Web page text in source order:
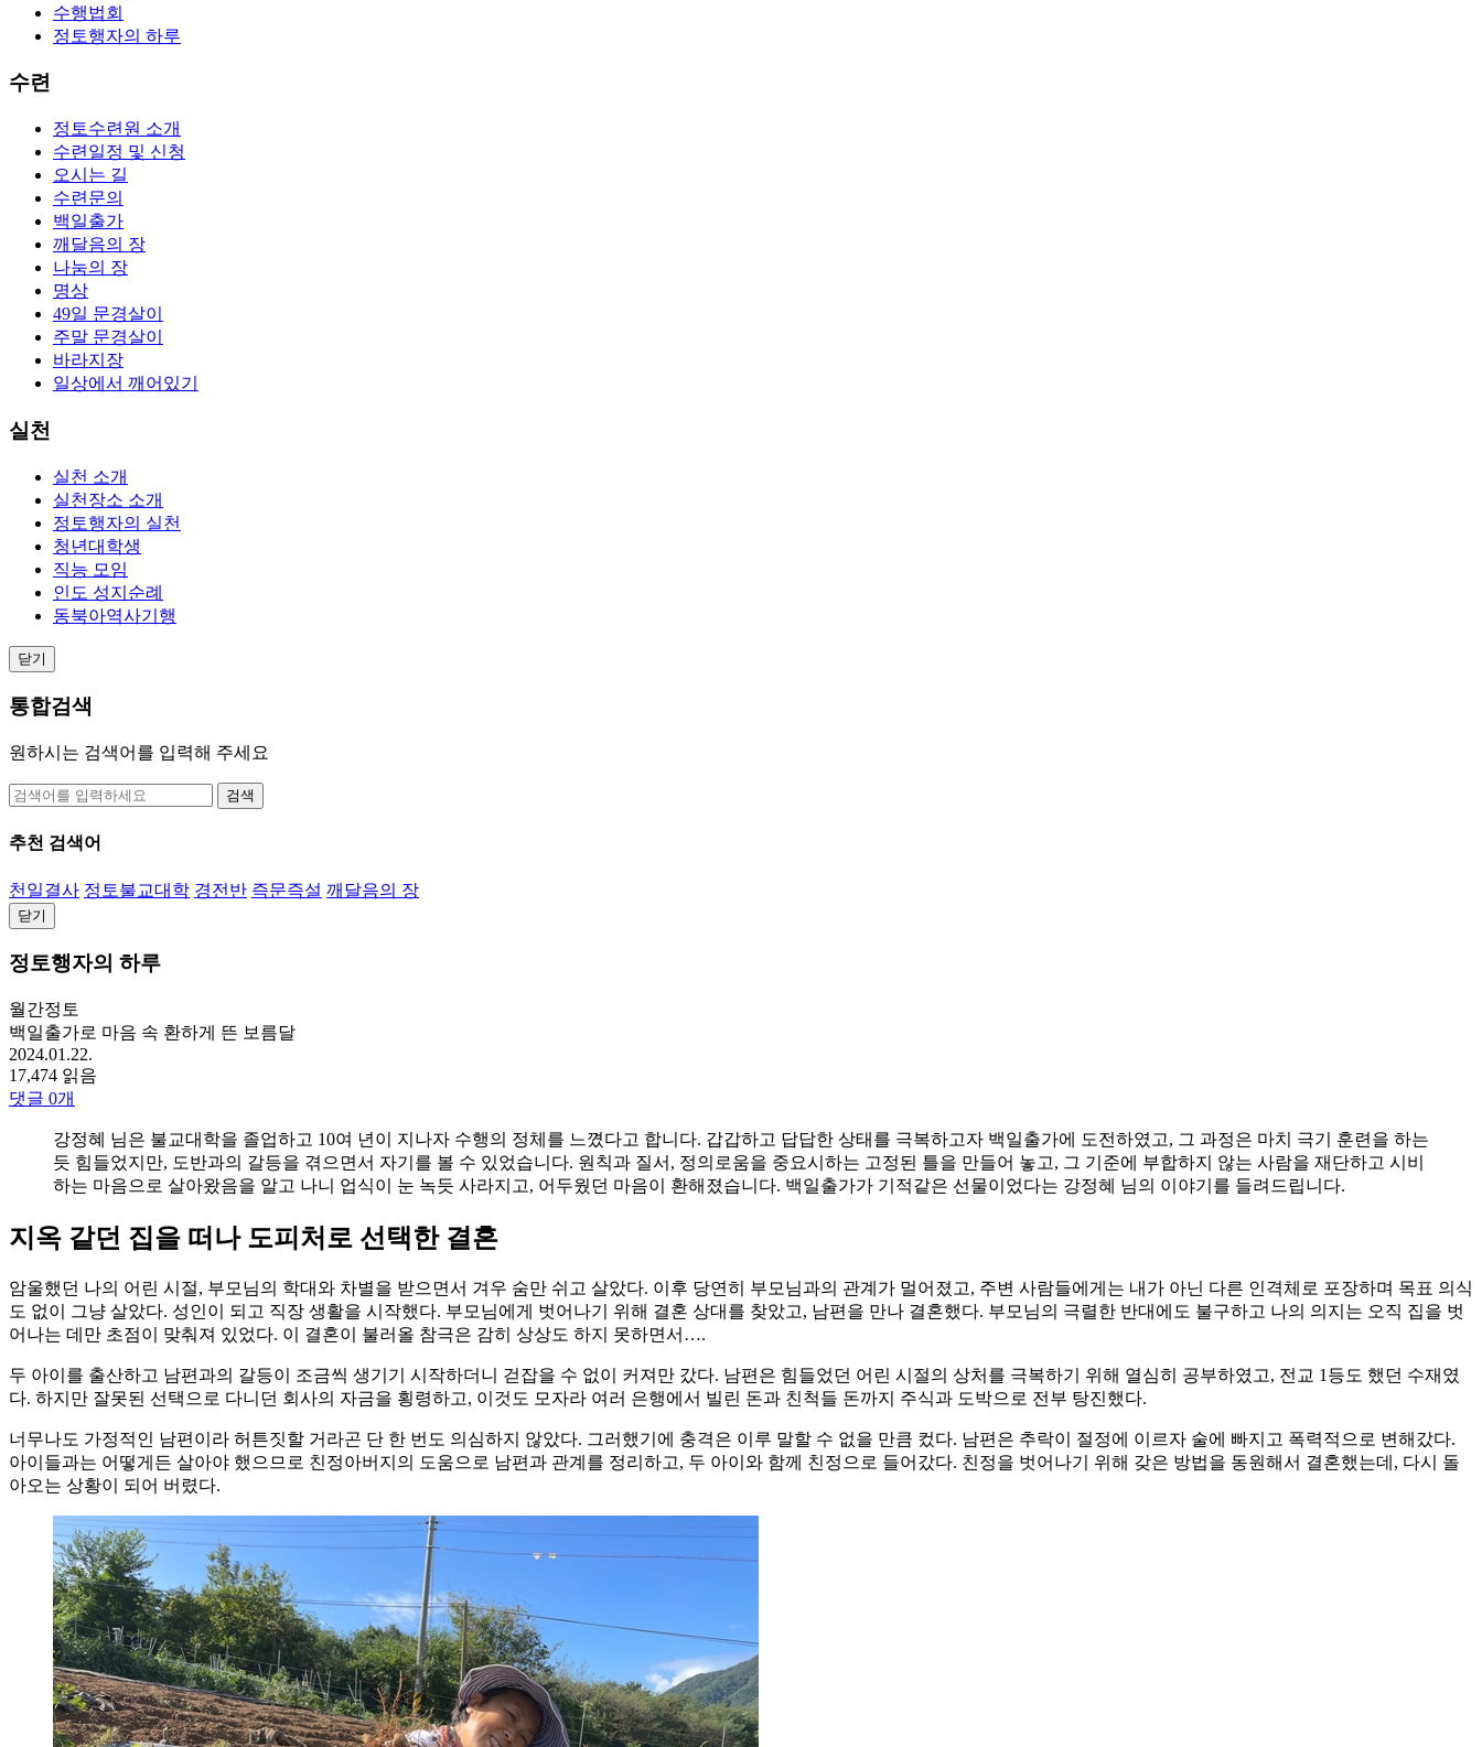
수행법회
정토행자의 하루
수련
정토수련원 소개
수련일정 및 신청
오시는 길
수련문의
백일출가
깨달음의 장
나눔의 장
명상
49일 문경살이
주말 문경살이
바라지장
일상에서 깨어있기
실천
실천 소개
실천장소 소개
정토행자의 실천
청년대학생
직능 모임
인도 성지순례
동북아역사기행
닫기
통합검색
원하시는 검색어를 입력해 주세요
검색
추천 검색어
천일결사 정토불교대학 경전반 즉문즉설 깨달음의 장
닫기
정토행자의 하루
월간정토
백일출가로 마음 속 환하게 뜬 보름달
2024.01.22.
17,474 읽음
댓글 0개
강정혜 님은 불교대학을 졸업하고 10여 년이 지나자 수행의 정체를 느꼈다고 합니다. 갑갑하고 답답한 상태를 극복하고자 백일출가에 도전하였고, 그 과정은 마치 극기 훈련을 하는
듯 힘들었지만, 도반과의 갈등을 겪으면서 자기를 볼 수 있었습니다. 원칙과 질서, 정의로움을 중요시하는 고정된 틀을 만들어 놓고, 그 기준에 부합하지 않는 사람을 재단하고 시비
하는 마음으로 살아왔음을 알고 나니 업식이 눈 녹듯 사라지고, 어두웠던 마음이 환해졌습니다. 백일출가가 기적같은 선물이었다는 강정혜 님의 이야기를 들려드립니다.
지옥 같던 집을 떠나 도피처로 선택한 결혼
암울했던 나의 어린 시절, 부모님의 학대와 차별을 받으면서 겨우 숨만 쉬고 살았다. 이후 당연히 부모님과의 관계가 멀어졌고, 주변 사람들에게는 내가 아닌 다른 인격체로 포장하며 목표 의식
도 없이 그냥 살았다. 성인이 되고 직장 생활을 시작했다. 부모님에게 벗어나기 위해 결혼 상대를 찾았고, 남편을 만나 결혼했다. 부모님의 극렬한 반대에도 불구하고 나의 의지는 오직 집을 벗
어나는 데만 초점이 맞춰져 있었다. 이 결혼이 불러올 참극은 감히 상상도 하지 못하면서….
두 아이를 출산하고 남편과의 갈등이 조금씩 생기기 시작하더니 걷잡을 수 없이 커져만 갔다. 남편은 힘들었던 어린 시절의 상처를 극복하기 위해 열심히 공부하였고, 전교 1등도 했던 수재였
다. 하지만 잘못된 선택으로 다니던 회사의 자금을 횡령하고, 이것도 모자라 여러 은행에서 빌린 돈과 친척들 돈까지 주식과 도박으로 전부 탕진했다.
너무나도 가정적인 남편이라 허튼짓할 거라곤 단 한 번도 의심하지 않았다. 그러했기에 충격은 이루 말할 수 없을 만큼 컸다. 남편은 추락이 절정에 이르자 술에 빠지고 폭력적으로 변해갔다.
아이들과는 어떻게든 살아야 했으므로 친정아버지의 도움으로 남편과 관계를 정리하고, 두 아이와 함께 친정으로 들어갔다. 친정을 벗어나기 위해 갖은 방법을 동원해서 결혼했는데, 다시 돌
아오는 상황이 되어 버렸다.